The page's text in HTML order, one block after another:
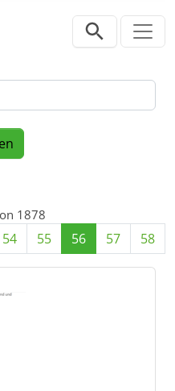
1878
54 55 56 57 58